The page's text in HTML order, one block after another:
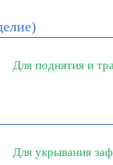
Для поднятия и
Для укрывания